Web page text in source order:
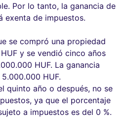
Por lo tanto, la ganancia de
exenta de impuestos.
se compró una propiedad
y se vendió cinco años
HUF. La ganancia
HUF.
quinto año o después, no se
ya que el porcentaje
a impuestos es del 0 %.